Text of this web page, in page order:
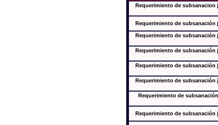
Requerimiento de
Requerimiento de subsanación
Requerimiento de
Requerimiento de
Requerimiento de
Requerimiento de
Requerimiento de
Requerimiento de subsanación